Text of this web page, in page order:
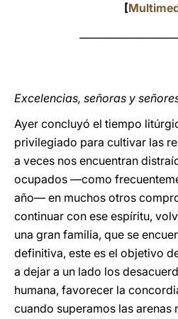
[
Excelencias, señoras y
Ayer concluyó el tiempo
privilegiado para cultivar las
a veces nos encuentran
ocupados —como
año— en muchos otros
continuar con ese espíritu,
una gran familia, que se
definitiva, este es el objetivo
a dejar a un lado los
humana, favorecer la
cuando superamos las arenas